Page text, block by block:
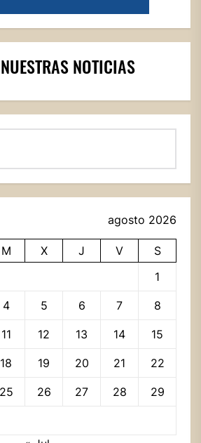
NOTICIAS
agosto 2026
M X J V
S
1
4 5 6 7 8
11 12 13 14 15
18 19 20 21 22
25 26 27 28 29